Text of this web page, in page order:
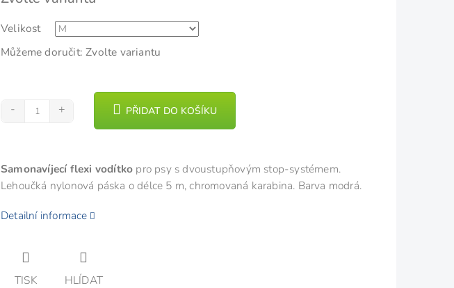
5
hvězdiček.
Velikost
Můžeme doručit: Zvolte variantu
PŘIDAT DO KOŠÍKU
Samonavíjecí flexi vodítko pro psy s dvoustupňovým stop-systémem.
Lehoučká nylonová páska o délce 5 m, chromovaná karabina. Barva modrá.
Detailní informace
TISK HLÍDAT